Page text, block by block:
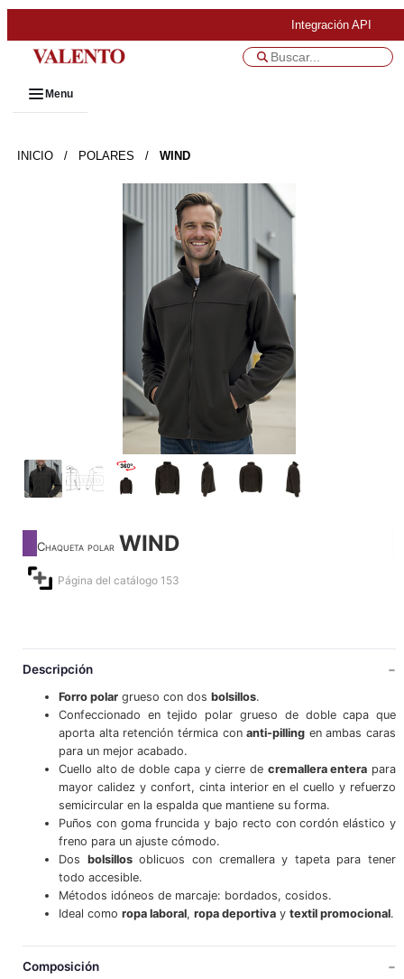
Integración API
Menu
INICIO / POLARES / WIND
Chaqueta polar WIND
Página del catálogo 153
Descripción
Forro polargrueso con dos bolsillos.
Confeccionado en tejido polar grueso de doble capa que
aporta alta retención térmica conanti-pilling en ambas caras
para un mejor acabado.
Cuello alto de doble capa y cierre de cremallera entera para
mayor calidez y confort, cinta interior en el cuello y refuerzo
semicircular en la espalda que mantiene su forma.
Puños con goma fruncida y bajo recto con cordón elástico y
freno para un ajuste cómodo.
Dos bolsillosoblicuos con cremallera y tapeta para tener
todo accesible.
Métodos idóneos de marcaje: bordados, cosidos.
Ideal como ropa laboral, ropa deportivay textil promocional.
Composición